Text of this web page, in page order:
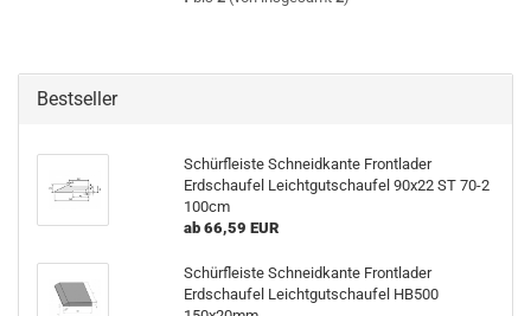
Bestseller
Schürfleiste Schneidkante Frontlader
Erdschaufel Leichtgutschaufel 90x22 ST 70-2
100cm
ab 66,59 EUR
Schürfleiste Schneidkante Frontlader
Erdschaufel Leichtgutschaufel HB500